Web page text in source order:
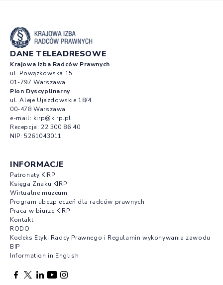
DANE TELEADRESOWE
Krajowa Izba Radców Prawnych
ul. Powązkowska 15
01-797 Warszawa
Pion Dyscyplinarny
ul. Aleje Ujazdowskie 18/4
00-478 Warszawa
e-mail: kirp@kirp.pl
Recepcja: 22 300 86 40
NIP: 5261043011
INFORMACJE
Patronaty KIRP
Księga Znaku KIRP
Wirtualne muzeum
Program ubezpieczeń dla radców prawnych
Praca w biurze KIRP
Kontakt
RODO
Kodeks Etyki Radcy Prawnego i Regulamin wykonywania zawodu
BIP
Information in English
Facebook otwierany w nowej karcie
Profil X otwierany w nowej karcie
Profil LinkedIn otwierany w nowej karcie
Profil YouTube otwierany w nowej karcie
Profil Instagram otwierany w nowej karcie